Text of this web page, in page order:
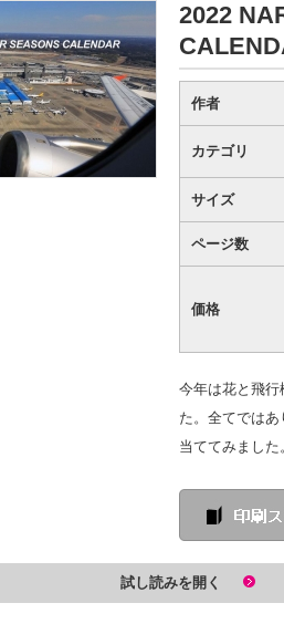
2022
作者
カテゴリ
サイズ
ページ数
価格
今年は花と飛
た。全てでは
当ててみました
試し読みを開く